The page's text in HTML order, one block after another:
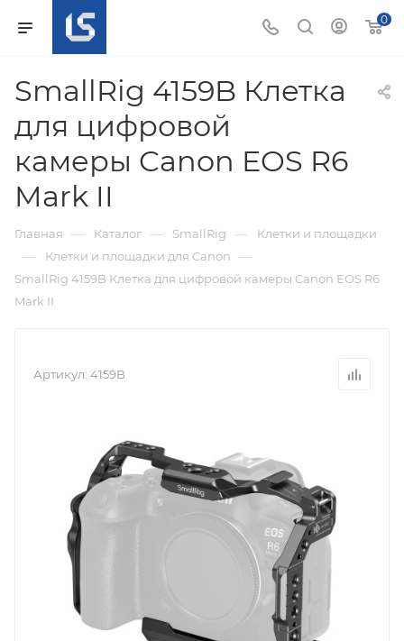
0
SmallRig 4159B Клетка
для цифровой
камеры Canon EOS R6
Mark II
Главная — Каталог — SmallRig — Клетки и площадки
— Клетки и площадки для Canon —
SmallRig 4159B Клетка для цифровой камеры Canon EOS R6
Mark II
Артикул: 4159B